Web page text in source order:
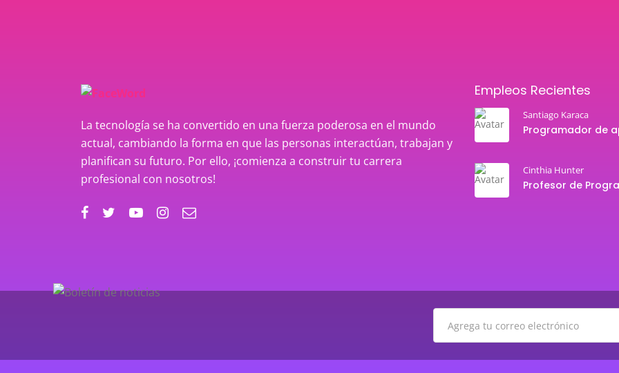
La tecnología se ha convertido en una fuerza poderosa en el mundo
actual, cambiando la forma en que las personas interactúan, trabajan y
planifican su futuro. Por ello, ¡comienza a construir tu carrera
profesional con nosotros!
Empleos Recientes
Santiago Karaca
Cinthia Hunter